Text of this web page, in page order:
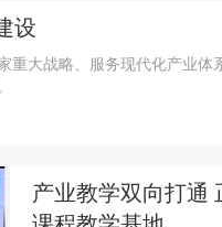
设
重大战略、服务现代化产业
产业教学双向打通